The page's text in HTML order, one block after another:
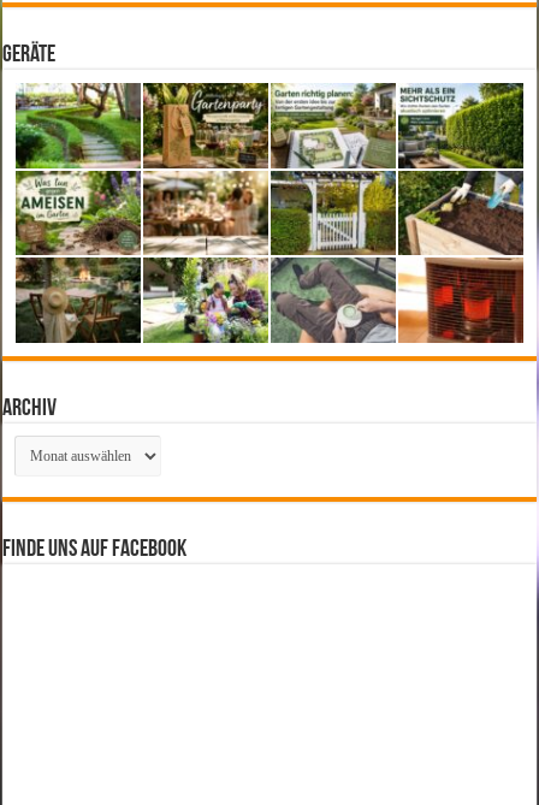
Geräte
Archiv
Archiv
Finde uns auf Facebook